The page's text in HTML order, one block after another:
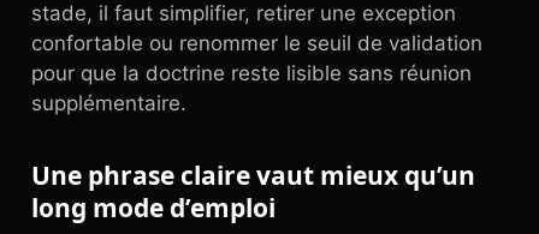
stade, il faut simplifier, retirer une exception
confortable ou renommer le seuil de validation
pour que la doctrine reste lisible sans réunion
supplémentaire.
Une phrase claire vaut mieux qu’un
long mode d’emploi